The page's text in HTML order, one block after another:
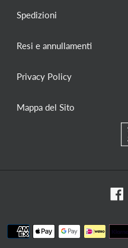
Spedizioni
Resi e annullamenti
Privacy Policy
Mappa del Sito